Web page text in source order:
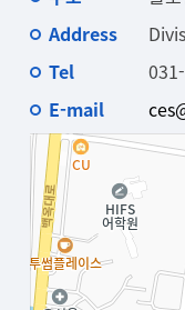
Address
Tel
E-mail